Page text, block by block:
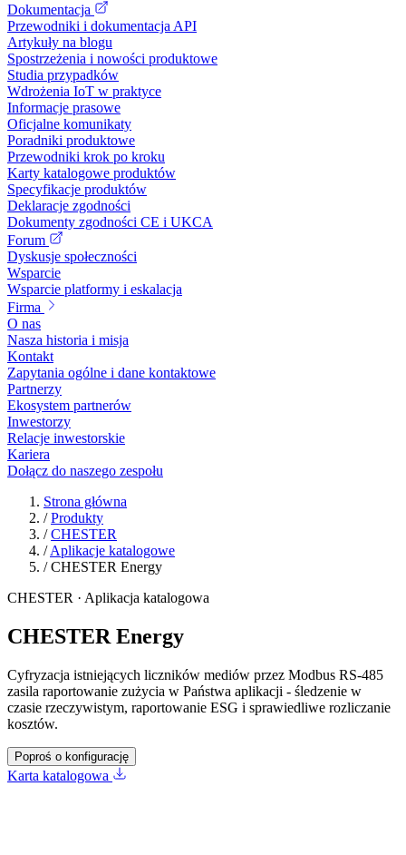
Dokumentacja
Przewodniki i dokumentacja API
Artykuły na blogu
Spostrzeżenia i nowości produktowe
Studia przypadków
Wdrożenia IoT w praktyce
Informacje prasowe
Oficjalne komunikaty
Poradniki produktowe
Przewodniki krok po kroku
Karty katalogowe produktów
Specyfikacje produktów
Deklaracje zgodności
Dokumenty zgodności CE i UKCA
Forum
Dyskusje społeczności
Wsparcie
Wsparcie platformy i eskalacja
Firma
O nas
Nasza historia i misja
Kontakt
Zapytania ogólne i dane kontaktowe
Partnerzy
Ekosystem partnerów
Inwestorzy
Relacje inwestorskie
Kariera
Dołącz do naszego zespołu
Strona główna
/ Produkty
/ CHESTER
/ Aplikacje katalogowe
/ CHESTER Energy
CHESTER · Aplikacja katalogowa
CHESTER Energy
Cyfryzacja istniejących liczników mediów przez Modbus RS‑485
zasila raportowanie zużycia w Państwa aplikacji - śledzenie w
czasie rzeczywistym, raportowanie ESG i sprawiedliwe rozliczanie
kosztów.
Poproś o konfigurację
Karta katalogowa